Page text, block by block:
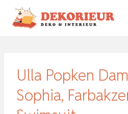
Zum
Inhalt
Ulla Popken
Sophia,